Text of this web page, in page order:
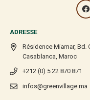
ADRESSE
Résidence Miamar, Bd.
Casablanca, Maroc
+212 (0) 5 22 870 871
infos@greenvillage.ma